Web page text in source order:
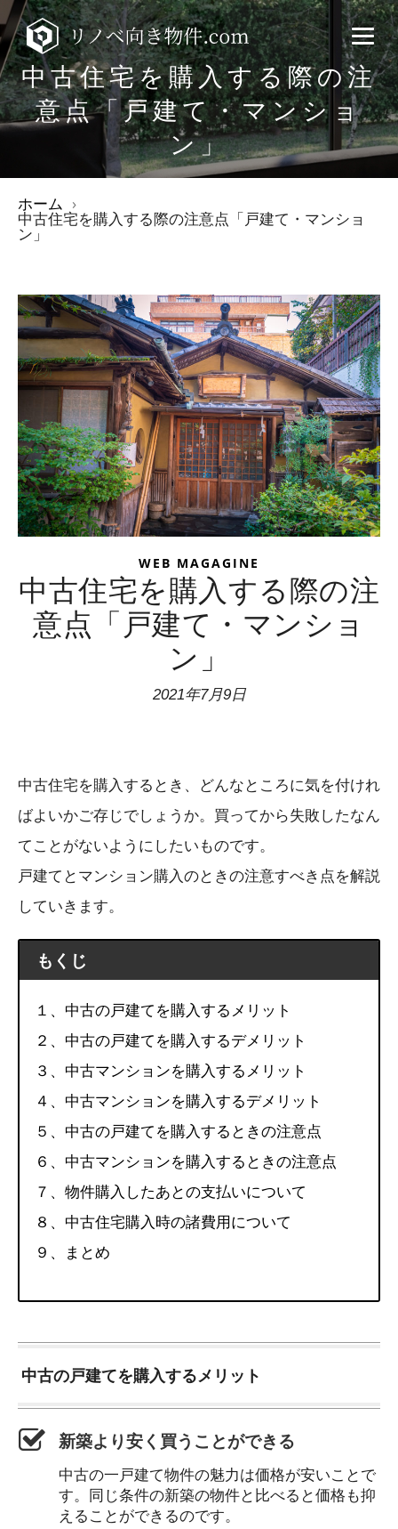
中古住宅を購入する際の注
意点「戸建て・マンショ
ン」
ホーム
中古住宅を購入する際の注意点「戸建て・マンショ
ン」
WEB MAGAGINE
中古住宅を購入する際の注
意点「戸建て・マンショ
ン」
2021年7月9日
中古住宅を購入するとき、どんなところに気を付けれ
ばよいかご存じでしょうか。買ってから失敗したなん
てことがないようにしたいものです。
戸建てとマンション購入のときの注意すべき点を解説
していきます。
もくじ
１、中古の戸建てを購入するメリット
２、中古の戸建てを購入するデメリット
３、中古マンションを購入するメリット
４、中古マンションを購入するデメリット
５、中古の戸建てを購入するときの注意点
６、中古マンションを購入するときの注意点
７、物件購入したあとの支払いについて
８、中古住宅購入時の諸費用について
９、まとめ
中古の戸建てを購入するメリット
新築より安く買うことができる
中古の一戸建て物件の魅力は価格が安いことで
す。同じ条件の新築の物件と比べると価格も抑
えることができるのです。